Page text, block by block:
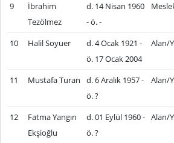
9
İbrahim
Tezölmez
d. 14 Nisan 1960
- ö. -
10 Halil Soyuer
d. 4 Ocak 1921 -
ö. 17 Ocak 2004
Alan/
11 Mustafa Turan
d. 6 Aralık 1957 -
ö. ?
Alan/
12
Fatma Yangın
Ekşioğlu
d. 01 Eylül 1960 -
ö. ?
Alan/